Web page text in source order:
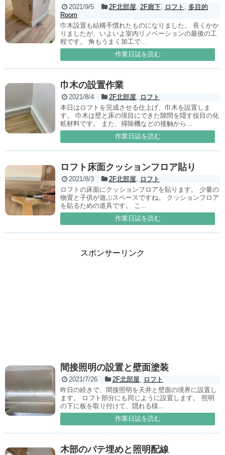
2021/9/5 2F北部屋, 2F廊下, ロフト , 多目的
Room
巾木設置も結構手慣れたものになりました。 長くかか
りましたが、いよいよ室内リノベーションの最後の工
程です。 角もうまく加工で...
作業日誌を読む
巾木の設置作業
2021/8/4 2F北部屋, ロフト
本日はロフトを完成させる仕上げ、巾木を設置しま
す。 巾木は壁と床の境目にできた隙間を隠す役目の化
粧材料です。 また、掃除機などの接触から...
作業日誌を読む
ロフト床面クッションフロア貼り
2021/8/3 2F北部屋, ロフト
ロフトの床面にクッションフロアを貼ります。 少量の
物置と子供が遊ぶスペースですね。 クッションフロア
を貼るための道具です。 こ...
作業日誌を読む
スポンサーリンク
間接照明の設置と壁面塗装
2021/7/26 2F北部屋, ロフト
昨日の続きで、間接照明を天井と壁面の境界に設置し
ます。 ロフト部分にも同じように設置します。 照明
の下に板を取り付けて、隠れる様...
作業日誌を読む
木部のパテ埋めと照明配線